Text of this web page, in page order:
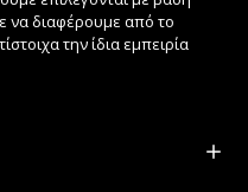
να διαφέρουμε από το
την ίδια εμπειρία